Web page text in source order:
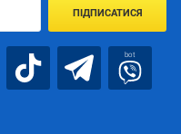
ПІДПИСАТИСЯ
bot